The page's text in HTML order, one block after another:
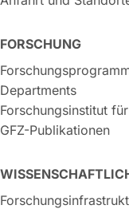
FORSCHUNG
Departments
Forschungsinstitut
GFZ-Publikationen